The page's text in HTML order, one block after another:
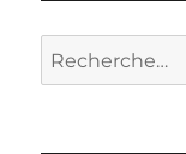
Recherche
pour :